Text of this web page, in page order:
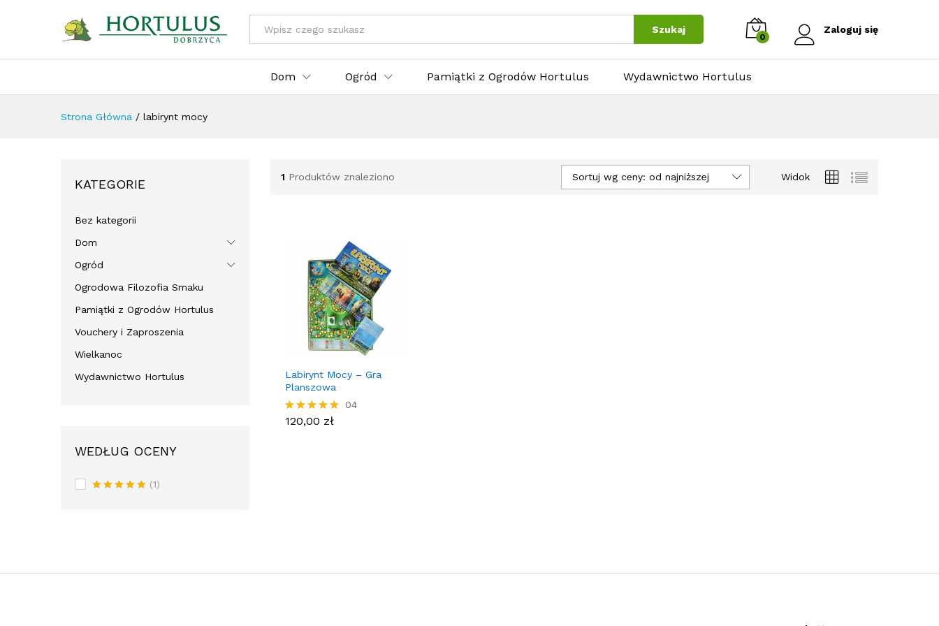
Wszystkie kategorie Szukaj
0
Zaloguj się
Dom Ogród Pamiątki z Ogrodów Hortulus Wydawnictwo Hortulus
Strona Główna / labirynt mocy
1 Produktów znaleziono Widok
Sortuj wg ceny: od najniższej
Labirynt Mocy – Gra
Planszowa
Oceniony
04
120,00 zł
120,00zł
KATEGORIE
Bez kategorii
Dom
Ogród
Ogrodowa Filozofia Smaku
Pamiątki z Ogrodów Hortulus
Vouchery i Zaproszenia
Wielkanoc
Wydawnictwo Hortulus
WEDŁUG OCENY
(1)